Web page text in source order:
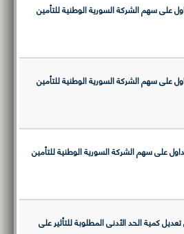
على سهم الشركة السورية الوطنية للتأمين
على سهم الشركة السورية الوطنية للتأمين
على سهم الشركة السورية الوطنية للتأمين
كمية الحد الأدنى المطلوبة للتأثير على